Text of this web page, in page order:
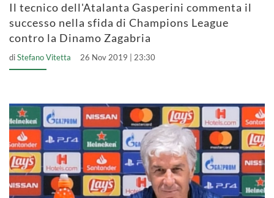
Il tecnico dell'Atalanta Gasperini commenta il
successo nella sfida di Champions League
contro la Dinamo Zagabria
diStefano Vitetta 26 Nov 2019 | 23:30